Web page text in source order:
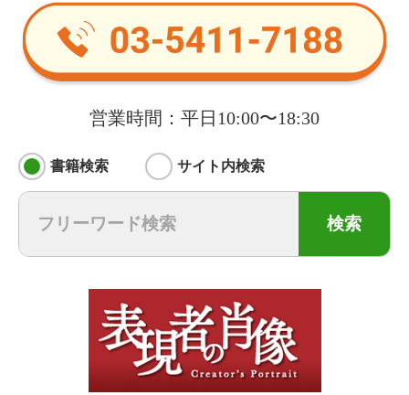
営業時間：平日10:00〜18:30
書籍検索 サイト内検索
検索